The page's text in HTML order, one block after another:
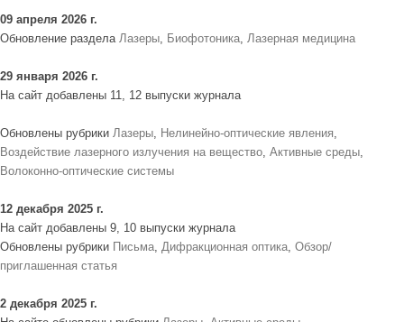
09 апреля 2026 г.
Обновление раздела Лазеры, Биофотоника, Лазерная медицина
29 января 2026 г.
На сайт добавлены 11, 12 выпуски журнала
Обновлены рубрики Лазеры, Нелинейно-оптические явления,
Воздействие лазерного излучения на вещество, Активные среды,
Волоконно-оптические системы
12 декабря 2025 г.
На сайт добавлены 9, 10 выпуски журнала
Обновлены рубрики Письма, Дифракционная оптика, Обзор/
приглашенная статья
2 декабря 2025 г.